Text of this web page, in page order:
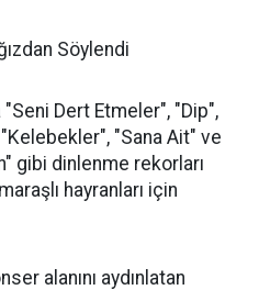
Söylendi
Dert Etmeler", "Dip",
"Sana Ait" ve
gibi dinlenme rekorları
hayranları için
alanını aydınlatan